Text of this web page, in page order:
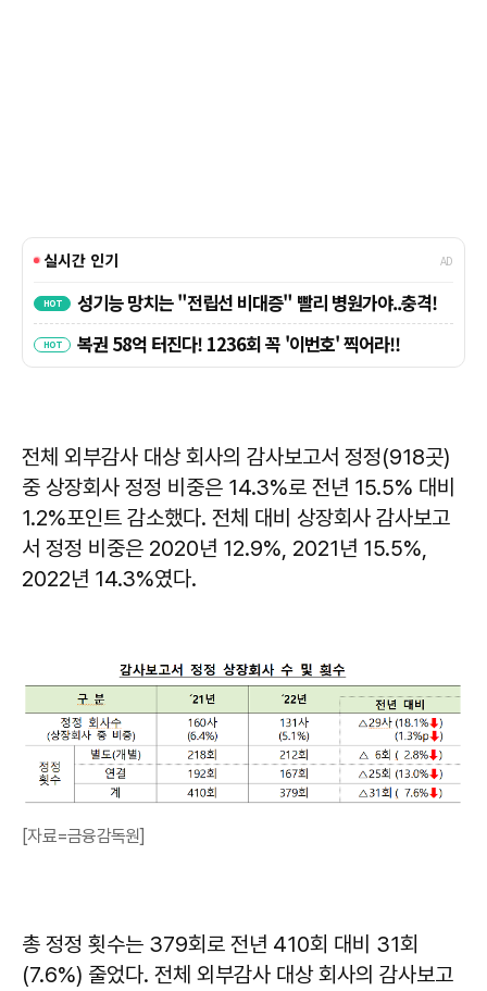
전체 외부감사 대상 회사의 감사보고서 정정(918곳)
중 상장회사 정정 비중은 14.3%로 전년 15.5% 대비
1.2%포인트 감소했다. 전체 대비 상장회사 감사보고
서 정정 비중은 2020년 12.9%, 2021년 15.5%,
2022년 14.3%였다.
[자료=금융감독원]
총 정정 횟수는 379회로 전년 410회 대비 31회
(7.6%) 줄었다. 전체 외부감사 대상 회사의 감사보고